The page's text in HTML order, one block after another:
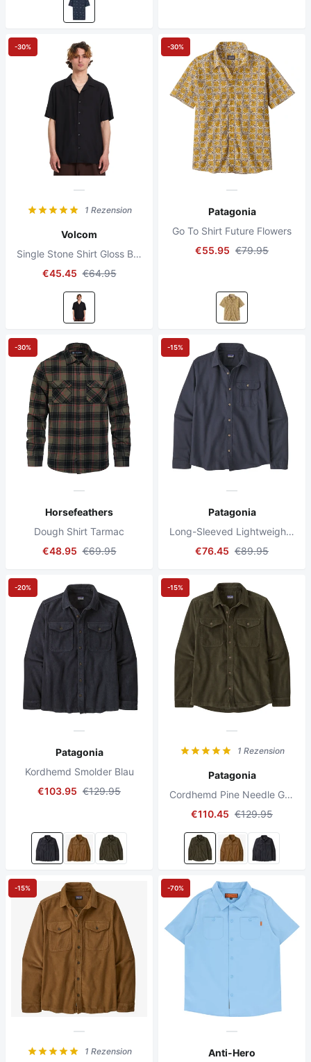
1 Rezension
Volcom
Single Stone Shirt Gloss Black
€45.45 €64.95
-30%
Patagonia
Go To Shirt Future Flowers
€55.95 €79.95
-30%
Horsefeathers
Dough Shirt Tarmac
€48.95 €69.95
-30%
Patagonia
Long-Sleeved Lightweight Fjord Flannel Shirt Smolder Blue
€76.45 €89.95
-15%
Patagonia
Kordhemd Smolder Blau
€103.95 €129.95
-20%
1 Rezension
Patagonia
Cordhemd Pine Needle Grün
€110.45 €129.95
-15%
1 Rezension
-15%
Anti-Hero
-70%